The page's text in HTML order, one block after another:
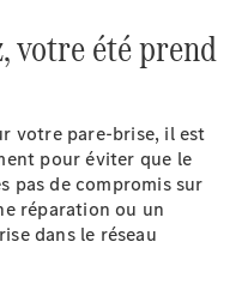
votre été prend
votre pare-brise, il est
pour éviter que le
pas de compromis sur
réparation ou un
dans le réseau